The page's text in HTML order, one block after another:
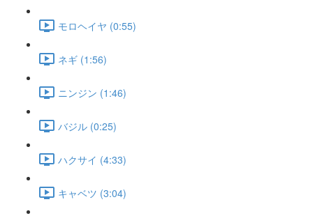
モロヘイヤ (0:55)
ネギ (1:56)
ニンジン (1:46)
バジル (0:25)
ハクサイ (4:33)
キャベツ (3:04)